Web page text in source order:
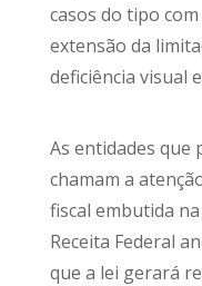
casos do tipo
extensão da
deficiência visual
As entidades que
chamam a
fiscal embutida
Receita Federal
que a lei gerará